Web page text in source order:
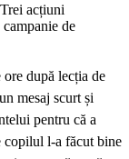
acțiuni
de
după lecția de
mesaj scurt și
pentru că a
copilul l-a făcut bine